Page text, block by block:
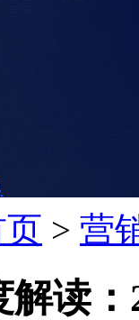
> 营
读